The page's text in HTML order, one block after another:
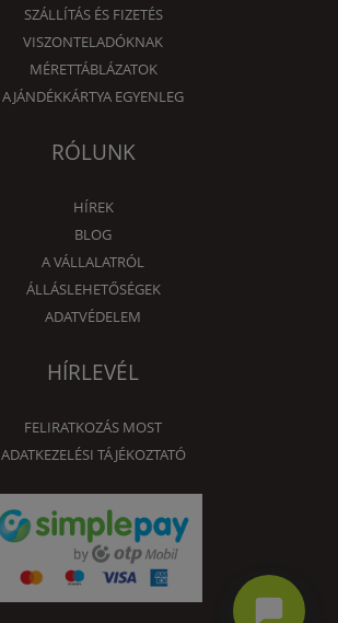
SZÁLLÍTÁS ÉS FIZETÉS
VISZONTELADÓKNAK
MÉRETTÁBLÁZATOK
AJÁNDÉKKÁRTYA EGYENLEG
RÓLUNK
HÍREK
BLOG
A VÁLLALATRÓL
ÁLLÁSLEHETŐSÉGEK
ADATVÉDELEM
HÍRLEVÉL
FELIRATKOZÁS MOST
ADATKEZELÉSI TÁJÉKOZTATÓ